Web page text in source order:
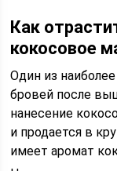
Как
кокосовое
Один из
бровей после
нанесение
и продается в
имеет аромат